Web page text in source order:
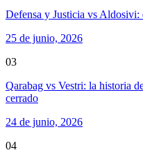
Defensa y Justicia vs
25 de junio, 2026
03
Qarabag vs Vestri: la historia
cerrado
24 de junio, 2026
04